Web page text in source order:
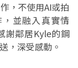
，不使用AI或拍
並融入真實情
謝鄰居Kyle的鋼
，深受感動。